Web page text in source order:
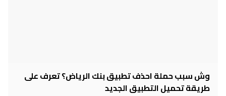
وش سبب حملة احذف تطبيق بنك الرياض؟ تعرف على
طريقة تحميل التطبيق الجديد